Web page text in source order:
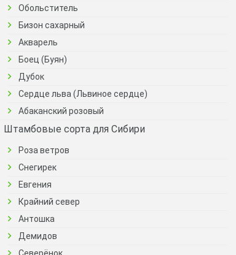
Обольститель
Бизон сахарный
Акварель
Боец (Буян)
Дубок
Сердце льва (Львиное сердце)
Абаканский розовый
Штамбовые сорта для Сибири
Роза ветров
Снегирек
Евгения
Крайний север
Антошка
Демидов
Северёнок